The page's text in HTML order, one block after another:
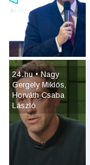
24․hu • Nagy
Gergely Miklós,
Horváth Csaba
László